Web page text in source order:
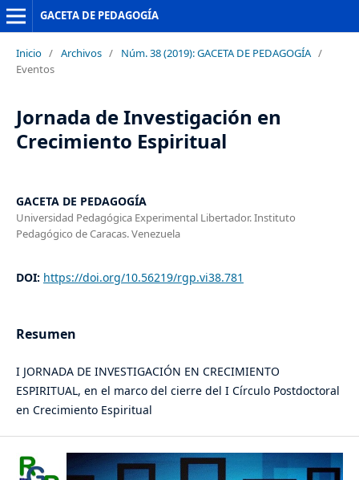
GACETA DE PEDAGOGÍA
Inicio / Archivos / Núm. 38 (2019): GACETA DE PEDAGOGÍA /
Eventos
Jornada de Investigación en
Crecimiento Espiritual
GACETA DE PEDAGOGÍA
Universidad Pedagógica Experimental Libertador. Instituto
Pedagógico de Caracas. Venezuela
DOI: https://doi.org/10.56219/rgp.vi38.781
Resumen
I JORNADA DE INVESTIGACIÓN EN CRECIMIENTO
ESPIRITUAL, en el marco del cierre del I Círculo Postdoctoral
en Crecimiento Espiritual